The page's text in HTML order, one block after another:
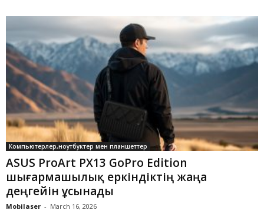
Компьютерлер,ноутбуктер мен планшеттер
ASUS ProArt PX13 GoPro Edition
шығармашылық еркіндіктің жаңа
деңгейін ұсынады
Mobilaser - March 16, 2026